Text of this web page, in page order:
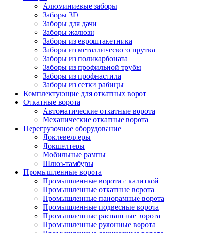
Алюминиевые заборы
Заборы 3D
Заборы для дачи
Заборы жалюзи
Заборы из евроштакетника
Заборы из металлического прутка
Заборы из поликарбоната
Заборы из профильной трубы
Заборы из профнастила
Заборы из сетки рабицы
Комплектующие для откатных ворот
Откатные ворота
Автоматические откатные ворота
Механические откатные ворота
Перегрузочное оборудование
Доклевеллеры
Докшелтеры
Мобильные рампы
Шлюз-тамбуры
Промышленные ворота
Промышленные ворота с калиткой
Промышленные откатные ворота
Промышленные панорамные ворота
Промышленные подвесные ворота
Промышленные распашные ворота
Промышленные рулонные ворота